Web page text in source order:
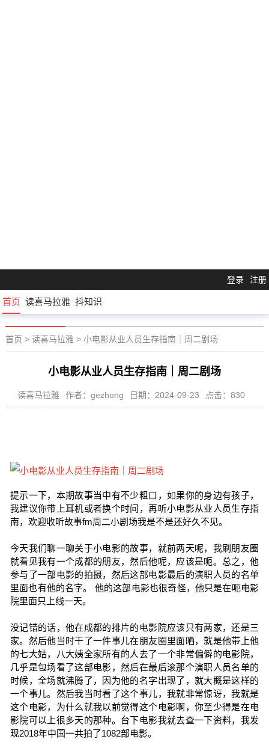
登录 注册
首页 读喜马拉雅 抖知识
首页 > 读喜马拉雅> 小电影从业人员生存指南｜周二剧场
小电影从业人员生存指南｜周二剧场
读喜马拉雅 作者：gezhong 日期：2024-09-23 点击：830
提示一下，本期故事当中有不少粗口，如果你的身边有孩子，
我建议你带上耳机或者换个时间，再听小电影从业人员生存指
南，欢迎收听故事fm周二小剧场我是不是还好久不见。
今天我们聊一聊关于小电影的故事，就前两天呢，我刷朋友圈
就看见我有一个成都的朋友，然后他呢，应该是呃。总之，他
参与了一部电影的拍摄，然后这部电影最后的演职人员的名单
里面也有他的名字。 他的这部电影也很奇怪，他只是在呃电影
院里面只上线一天。
没记错的话，他在成都的排片的电影院应该只有两家，还是三
家。然后他当时干了一件事儿在朋友圈里面晒，就是他带上他
的七大姑，八大姨全家所有的人去了一个非常偏僻的电影院，
几乎是包场看了这部电影，然后在最后滚那个演职人员名单的
时候，全场就沸腾了，因为他的名字出现了，就大概是这样的
一个事儿。然后我当时看了这个事儿，我就非常惊讶，我就是
这个电影，为什么就我以前觉得这个电影啊，你至少得是在电
影院可以上很多天的那种。台下电影我就去查一下资料，我发
现2018年中国一共拍了1082部电影。